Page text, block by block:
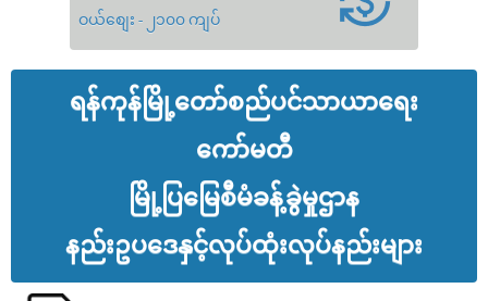
ဝယ်စျေး - ၂၁၀၀ ကျပ်
ရန်ကုန်မြို့တော်စည်ပင်သာယာရေး
ကော်မတီ
မြို့ပြမြေစီမံခန့်ခွဲမှုဌာန
နည်းဥပဒေနှင့်လုပ်ထုံးလုပ်နည်းများ